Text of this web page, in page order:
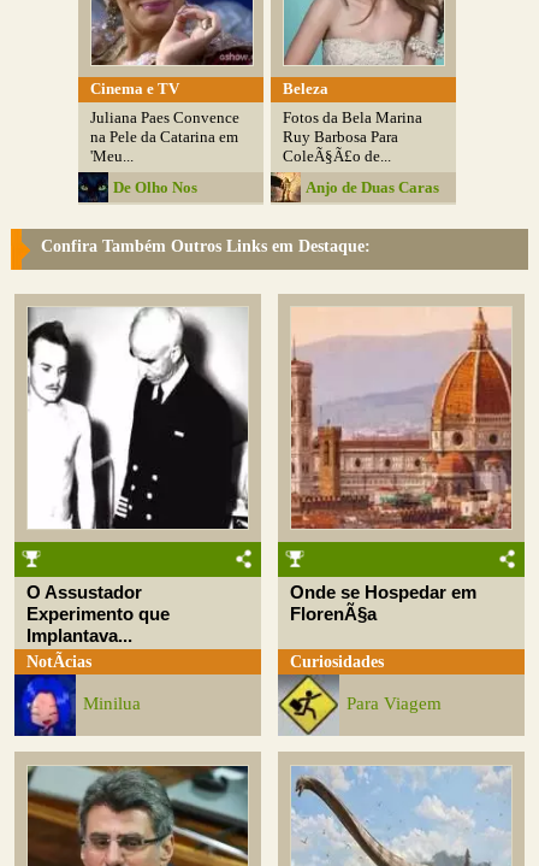
Cinema e TV
Juliana Paes Convence
na Pele da Catarina em
'Meu...
De Olho Nos
Beleza
Fotos da Bela Marina
Ruy Barbosa Para
ColeÃ§Ã£o de...
Anjo de Duas Caras
Confira Também Outros Links em Destaque:
O Assustador
Experimento que
Implantava...
NotÃ­cias
Minilua
Onde se Hospedar em
FlorenÃ§a
Curiosidades
Para Viagem